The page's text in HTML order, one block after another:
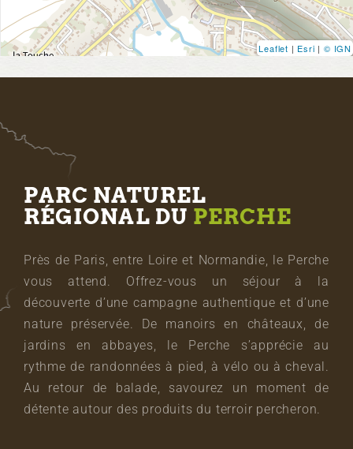
Leaflet | Esri | © IGN
PARC NATUREL
RÉGIONAL DU PERCHE
Près de Paris, entre Loire et Normandie, le Perche
vous attend. Offrez-vous un séjour à la
découverte d’une campagne authentique et d’une
nature préservée. De manoirs en châteaux, de
jardins en abbayes, le Perche s’apprécie au
rythme de randonnées à pied, à vélo ou à cheval.
Au retour de balade, savourez un moment de
détente autour des produits du terroir percheron.